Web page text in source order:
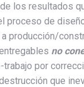
de los resultados
proceso de
producción/
no
trabajo por
que